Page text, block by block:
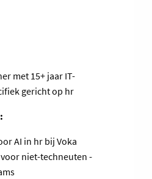
met 15+ jaar IT-
gericht op hr
AI in hr bij Voka
niet-techneuten -